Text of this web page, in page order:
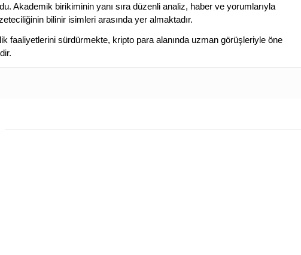
Akademik birikiminin yanı sıra düzenli analiz, haber ve yorumlarıyla
bilinir isimleri arasında yer almaktadır.
faaliyetlerini sürdürmekte, kripto para alanında uzman görüşleriyle öne